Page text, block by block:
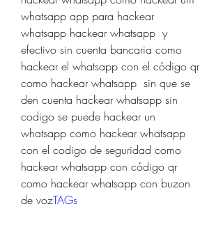
whatsapp app para hackear
whatsapp hackear whatsapp  y
efectivo sin cuenta bancaria como
hackear el whatsapp con el código qr
como hackear whatsapp  sin que se
den cuenta hackear whatsapp sin
codigo se puede hackear un
whatsapp como hackear whatsapp
con el codigo de seguridad como
hackear whatsapp con código qr
como hackear whatsapp con buzon
de vozTAGs